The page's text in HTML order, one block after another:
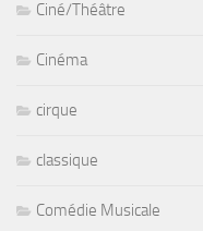
Ciné/Théâtre
Cinéma
cirque
classique
Comédie Musicale